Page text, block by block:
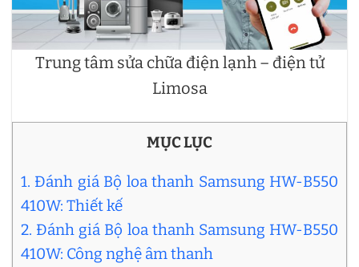
Trung tâm sửa chữa điện lạnh – điện tử
Limosa
MỤC LỤC
1. Đánh giá Bộ loa thanh Samsung HW-B550
410W: Thiết kế
2. Đánh giá Bộ loa thanh Samsung HW-B550
410W: Công nghệ âm thanh